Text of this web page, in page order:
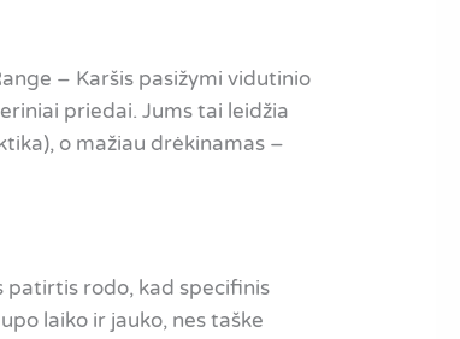
– Karšis pasižymi vidutinio
priedai. Jums tai leidžia
o mažiau drėkinamas –
patirtis rodo, kad specifinis
laiko ir jauko, nes taške